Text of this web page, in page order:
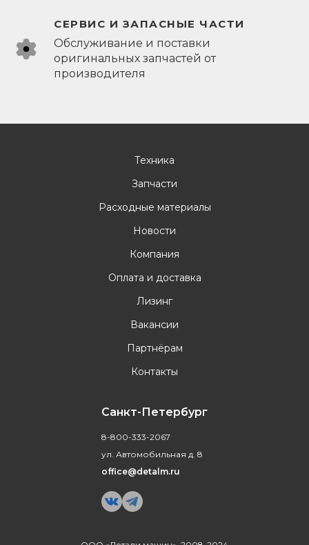
СЕРВИС И ЗАПАСНЫЕ ЧАСТИ
Обслуживание и поставки
оригинальных запчастей от
производителя
Техника
Запчасти
Расходные материалы
Новости
Компания
Оплата и доставка
Лизинг
Вакансии
Партнёрам
Контакты
Санкт-Петербург
8-800-333-2067
ул. Автомобильная д. 8
office@detalm.ru